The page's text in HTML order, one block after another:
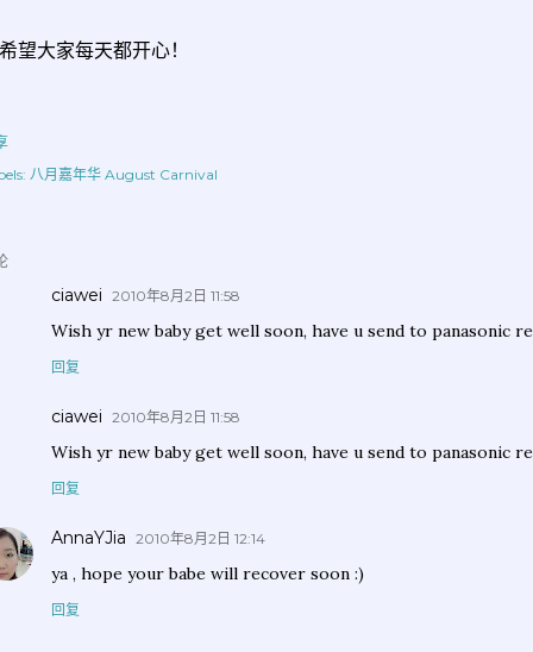
望大家每天都开心！
八月嘉年华 August Carnival
ciawei 2010年8月2日 11:58
Wish yr new baby get well soon, have u send to panasonic
回复
ciawei 2010年8月2日 11:58
Wish yr new baby get well soon, have u send to panasonic
回复
AnnaYJia 2010年8月2日 12:14
ya , hope your babe will recover soon :)
回复